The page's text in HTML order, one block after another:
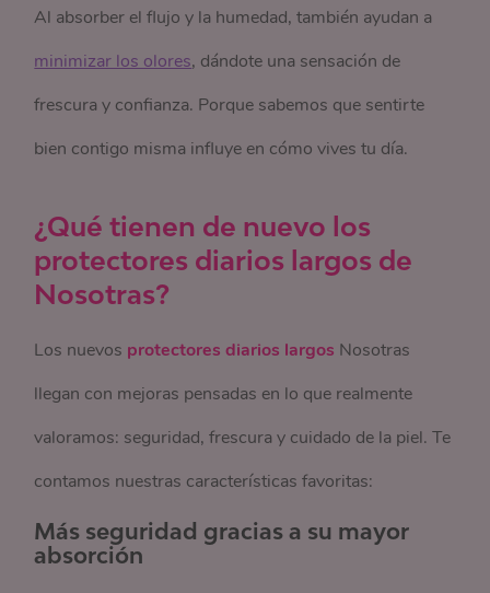
Al absorber el flujo y la humedad, también ayudan a
minimizar los olores, dándote una sensación de
frescura y confianza. Porque sabemos que sentirte
bien contigo misma influye en cómo vives tu día.
¿Qué tienen de nuevo los
protectores diarios largos de
Nosotras?
Los nuevos protectores diarios largos Nosotras
llegan con mejoras pensadas en lo que realmente
valoramos: seguridad, frescura y cuidado de la piel. Te
contamos nuestras características favoritas:
Más seguridad gracias a su mayor
absorción